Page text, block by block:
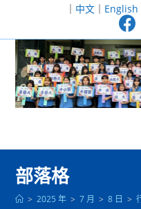
至
｜ 中文｜ English
部落格
> 2025 年 > 7 月 > 8 日 >